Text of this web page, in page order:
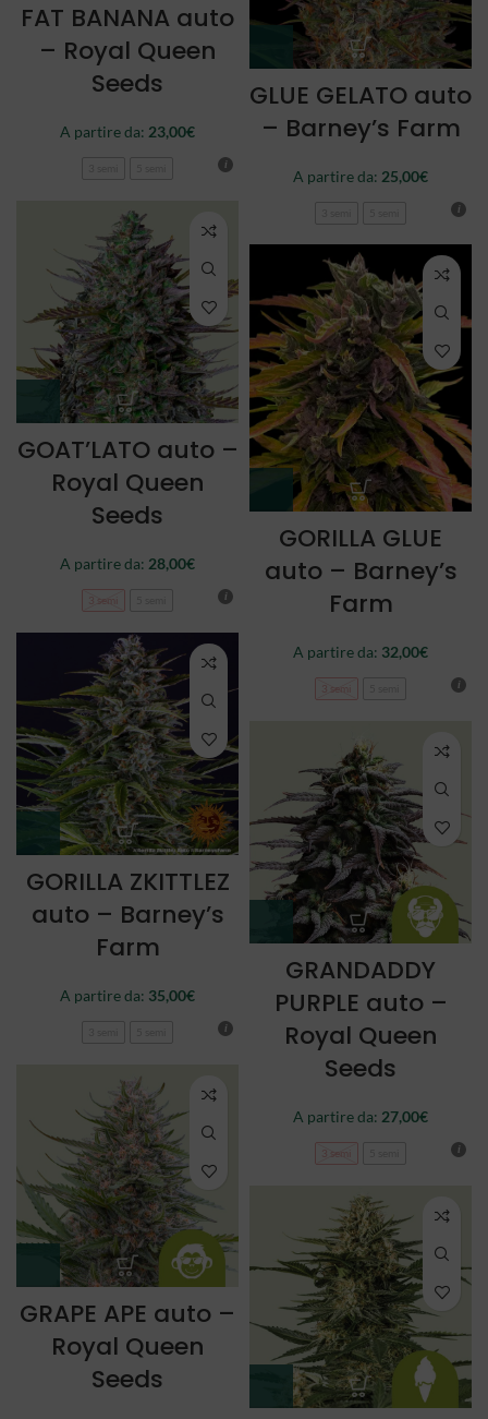
FAT BANANA auto
– Royal Queen
Seeds
A partire da: 23,00€
GLUE GELATO auto
– Barney’s Farm
A partire da: 25,00€
GOAT’LATO auto –
Royal Queen
Seeds
A partire da: 28,00€
3 semi
GORILLA GLUE
auto – Barney’s
Farm
A partire da: 32,00€
3 semi
GORILLA ZKITTLEZ
auto – Barney’s
Farm
A partire da: 35,00€
GRANDADDY
PURPLE auto –
Royal Queen
Seeds
A partire da: 27,00€
3 semi
GRAPE APE auto –
Royal Queen
Seeds